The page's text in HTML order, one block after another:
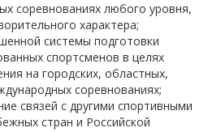
соревнованиях любого уровня,
характера;
системы подготовки
спортсменов в целях
на городских, областных,
соревнованиях;
связей с другими спортивными
стран и Российской